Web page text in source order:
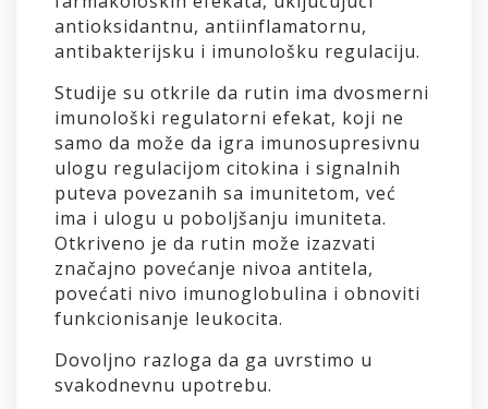
antioksidantnu, antiinflamatornu,
antibakterijsku i imunološku regulaciju.
Studije su otkrile da rutin ima dvosmerni
imunološki regulatorni efekat, koji ne
samo da može da igra imunosupresivnu
ulogu regulacijom citokina i signalnih
puteva povezanih sa imunitetom, već
ima i ulogu u poboljšanju imuniteta.
Otkriveno je da rutin može izazvati
značajno povećanje nivoa antitela,
povećati nivo imunoglobulina i obnoviti
funkcionisanje leukocita.
Dovoljno razloga da ga uvrstimo u
svakodnevnu upotrebu.